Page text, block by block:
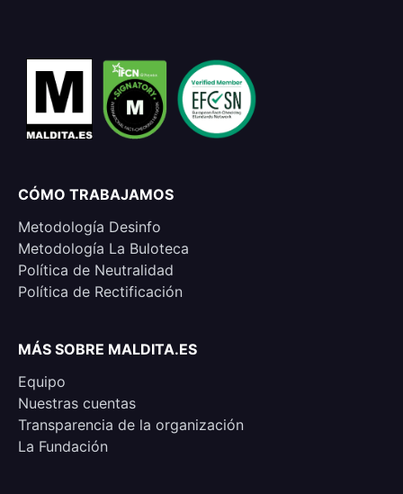
CÓMO TRABAJAMOS
Metodología Desinfo
Metodología La Buloteca
Política de Neutralidad
Política de Rectificación
MÁS SOBRE MALDITA.ES
Equipo
Nuestras cuentas
Transparencia de la organización
La Fundación